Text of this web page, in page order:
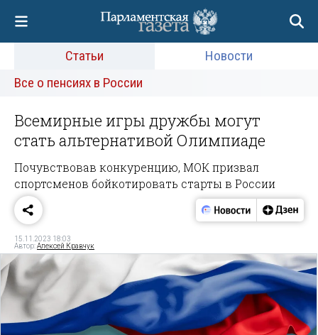
Статьи
Новости
Все о пенсиях в России
Всемирные игры дружбы могут
стать альтернативой Олимпиаде
Почувствовав конкуренцию, МОК призвал
спортсменов бойкотировать старты в России
15.11.2023 18:03
Автор:Алексей Кравчук